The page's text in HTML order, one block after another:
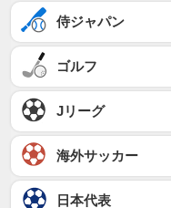
侍ジャパン
ゴルフ
Jリーグ
海外サッカー
日本代表